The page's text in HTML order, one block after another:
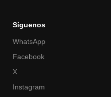
Síguenos
WhatsApp
Facebook
X
Instagram